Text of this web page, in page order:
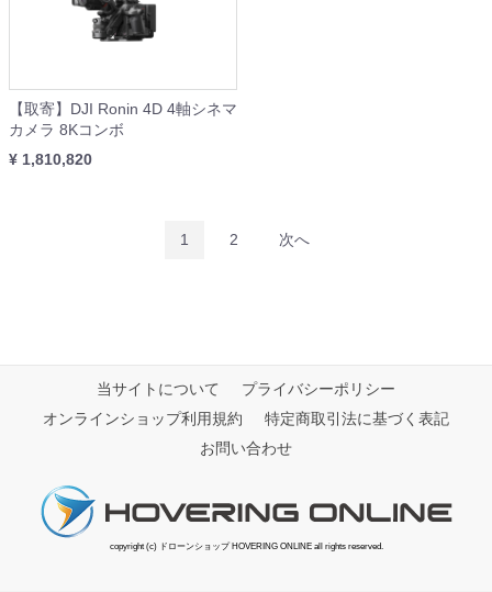
【取寄】DJI Ronin 4D 4軸シネマ
カメラ 8Kコンボ
¥ 1,810,820
1 2 次へ
当サイトについて
プライバシーポリシー
オンラインショップ利用規約
特定商取引法に基づく表記
お問い合わせ
copyright (c) ドローンショップ HOVERING ONLINE all rights reserved.